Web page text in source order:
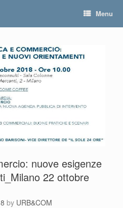
Menu
nuove esigenze
22 ottobre
by URB&COM